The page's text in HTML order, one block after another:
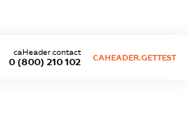
0 (800) 210 102
caHeader.contact
CAHEADER.GETTEST